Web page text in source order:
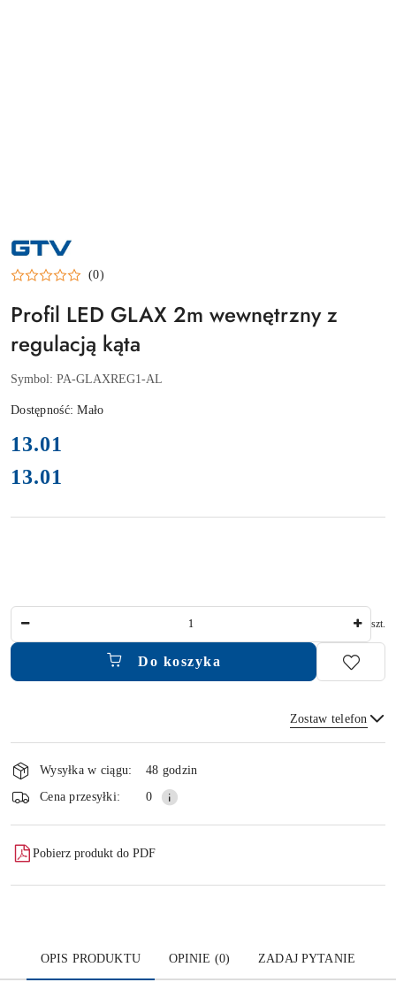
NAZWA
PRODUCENTA:
GTV
(0)
Profil LED GLAX 2m wewnętrzny z
regulacją kąta
Symbol: PA-GLAXREG1-AL
Dostępność:Mało
cena:
13.01
Cena:
13.01
szt.
Do koszyka
Zostaw telefon
Wyślij
Dostępność
i
dostawa
Wysyłka w ciągu:
48 godzin
Cena przesyłki:
0
Pobierz produkt do PDF
OPIS PRODUKTU OPINIE (0) ZADAJ PYTANIE